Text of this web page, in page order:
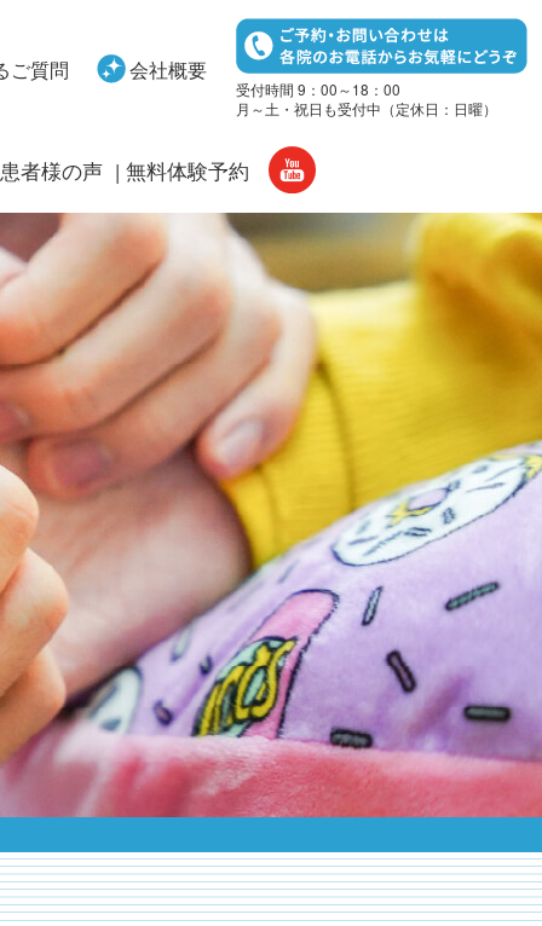
ご質問 会社概要
受付時間 9：00～18：00
月～土・祝日も受付中（定休日：日曜）
患者様の声 無料体験予約